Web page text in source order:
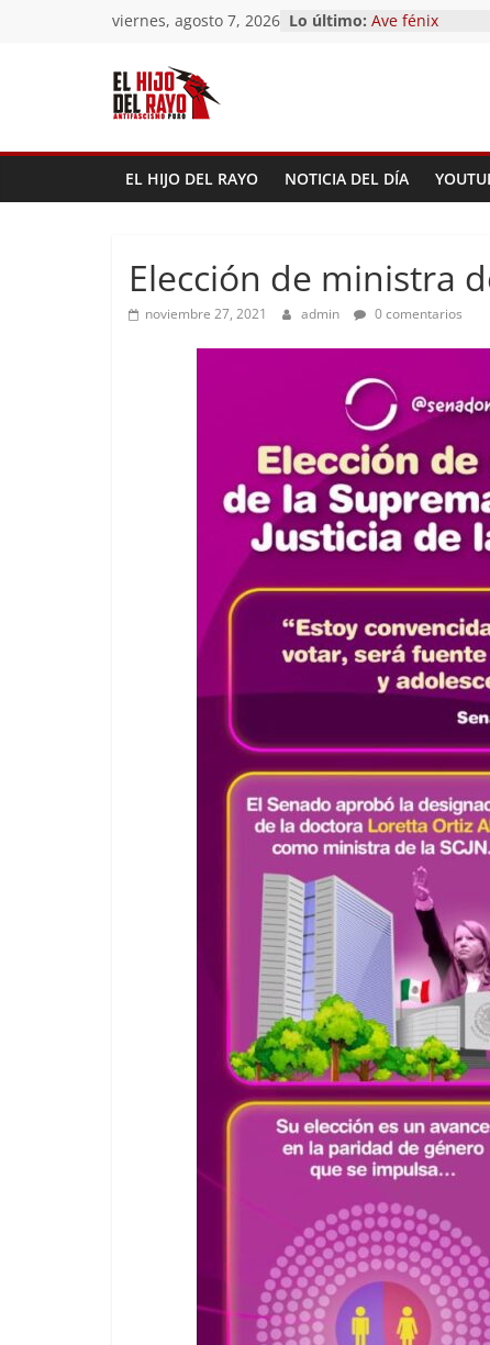
viernes, agosto 7, 2026 Lo último: Pandemonium)
EL HIJO DEL RAYO NOTICIA DEL DÍA
Elección de ministra
noviembre 27, 2021 admin 0 comentarios